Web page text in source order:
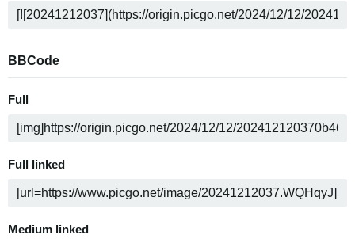
BBCode
Full
Full linked
Medium linked